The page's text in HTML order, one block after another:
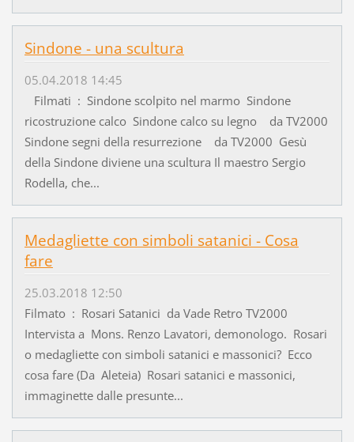
Sindone - una scultura
05.04.2018 14:45
Filmati : Sindone scolpito nel marmo Sindone
ricostruzione calco Sindone calco su legno da TV2000
Sindone segni della resurrezione da TV2000 Gesù
della Sindone diviene una scultura Il maestro Sergio
Rodella, che...
Medagliette con simboli satanici - Cosa
fare
25.03.2018 12:50
Filmato : Rosari Satanici da Vade Retro TV2000
Intervista a Mons. Renzo Lavatori, demonologo. Rosari
o medagliette con simboli satanici e massonici? Ecco
cosa fare (Da Aleteia) Rosari satanici e massonici,
immaginette dalle presunte...